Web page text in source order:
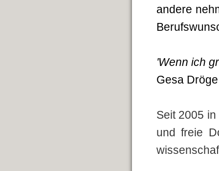
andere
'Wenn ich
Gesa Dröge
Seit 2005
und freie